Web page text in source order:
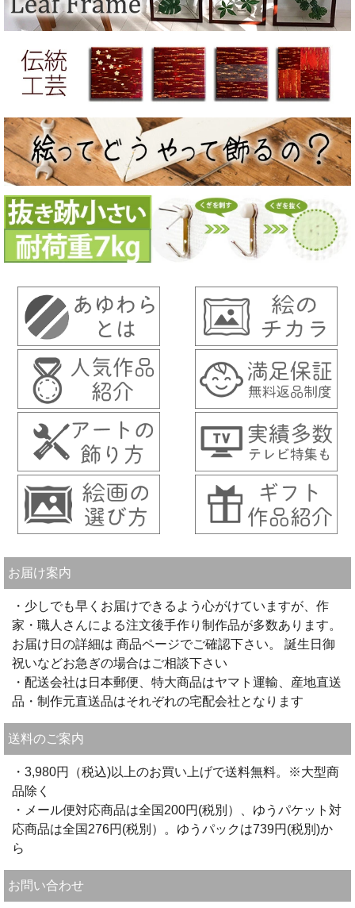
お届け案内
・少しでも早くお届けできるよう心がけていますが、作
家・職人さんによる注文後手作り制作品が多数あります。
お届け日の詳細は 商品ページでご確認下さい。 誕生日御
祝いなどお急ぎの場合はご相談下さい
・配送会社は日本郵便、特大商品はヤマト運輸、産地直送
品・制作元直送品はそれぞれの宅配会社となります
送料のご案内
・3,980円（税込)以上のお買い上げで送料無料。※大型商
品除く
・メール便対応商品は全国200円(税別）、ゆうパケット対
応商品は全国276円(税別）。ゆうパックは739円(税別)か
ら
お問い合わせ